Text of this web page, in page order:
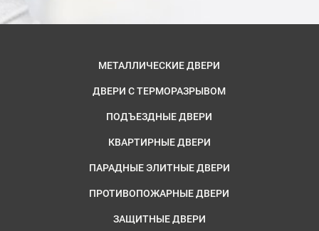
МЕТАЛЛИЧЕСКИЕ ДВЕРИ
ДВЕРИ С ТЕРМОРАЗРЫВОМ
ПОДЪЕЗДНЫЕ ДВЕРИ
КВАРТИРНЫЕ ДВЕРИ
ПАРАДНЫЕ ЭЛИТНЫЕ ДВЕРИ
ПРОТИВОПОЖАРНЫЕ ДВЕРИ
ЗАЩИТНЫЕ ДВЕРИ